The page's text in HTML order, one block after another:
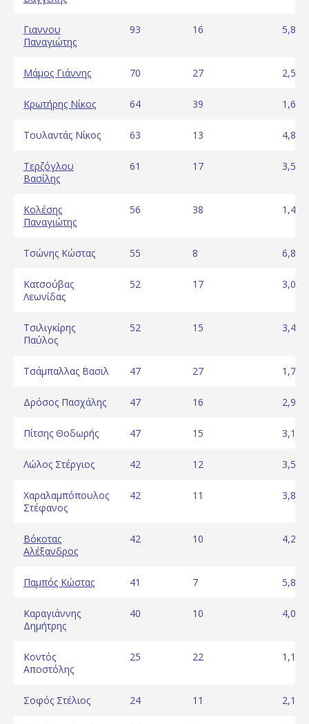
Γιαννου
Παναγιώτης
93 16 5,81
Μάμος Γιάννης 70 27 2,59
Κρωτήρης Νίκος 64 39 1,64
Τουλαντάς Νίκος 63 13 4,85
Τερζόγλου
Βασίλης
61 17 3,59
Κολέσης
Παναγιώτης
56 38 1,47
Τσώνης Κώστας 55 8 6,88
Κατσούβας
Λεωνίδας
52 17 3,06
Τσιλιγκίρης
Παύλος
52 15 3,47
Τσάμπαλλας Βασιλ 47 27 1,74
Δρόσος Πασχάλης 47 16 2,94
Πίτσης Θοδωρής 47 15 3,13
Λώλος Στέργιος 42 12 3,50
Χαραλαμπόπουλος
Στέφανος
42 11 3,82
Βόκοτας
Αλέξανδρος
42 10 4,20
Παμπός Κώστας 41 7 5,86
Καραγιάννης
Δημήτρης
40 10 4,00
Κοντός
Αποστόλης
25 22 1,14
Σοφός Στέλιος 24 11 2,18